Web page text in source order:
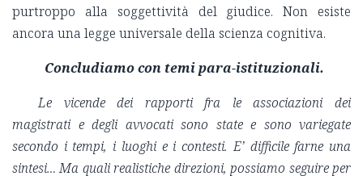
purtroppo alla soggettività del giudice. Non esiste
ancora una legge universale della scienza cognitiva.
Concludiamo con temi para-istituzionali.
Le vicende dei rapporti fra le associazioni dei
magistrati e degli avvocati sono state e sono variegate
secondo i tempi, i luoghi e i contesti. E’ difficile farne una
sintesi… Ma quali realistiche direzioni, possiamo seguire per